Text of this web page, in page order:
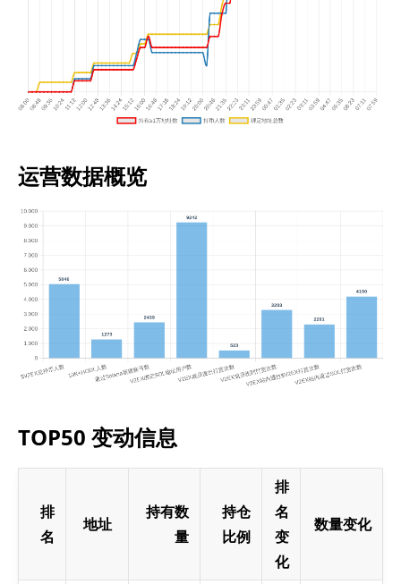
运营数据概览
TOP50 变动信息
排
名
地址
持有数
量
持仓
比例
排
名
变
化
数量变化